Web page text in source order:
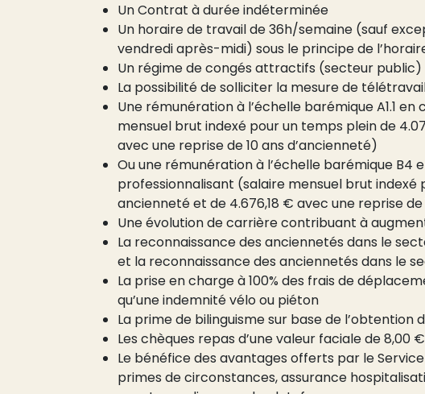
Un Contrat à durée indéterminée
Un horaire de travail de 36h/semaine (sauf
vendredi après-midi) sous le principe de
Un régime de congés attractifs (secteur public)
La possibilité de solliciter la mesure de
Une rémunération à l’échelle barémique A1.1
mensuel brut indexé pour un temps plein de
avec une reprise de 10 ans d’ancienneté)
Ou une rémunération à l’échelle barémique B4
professionnalisant (salaire mensuel brut indexé
ancienneté et de 4.676,18 € avec une reprise de
Une évolution de carrière contribuant à
La reconnaissance des anciennetés dans le
et la reconnaissance des anciennetés dans le
La prise en charge à 100% des frais de
qu’une indemnité vélo ou piéton
La prime de bilinguisme sur base de l’obtention
Les chèques repas d’une valeur faciale de 8,00 €
Le bénéfice des avantages offerts par le
primes de circonstances, assurance